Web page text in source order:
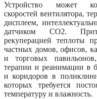
Устройство может
скоростей вентилятора,
дисплеем,
датчиком CO2.
рекуперацией теплоты
частных домов, офисов,
и торговых
терапии и реанимации в
и коридоров в
которых требуется
температуру и влажность.